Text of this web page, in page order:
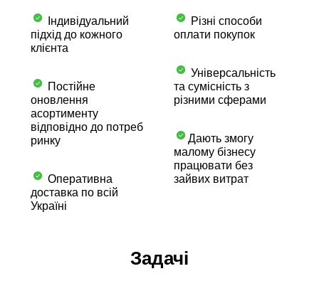
Індивідуальний
підхід до кожного
клієнта
Постійне
оновлення
асортименту
відповідно до потреб
ринку
Оперативна
доставка по всій
Україні
Різні способи
оплати покупок
Універсальність
та сумісність з
різними сферами
Дають змогу
малому бізнесу
працювати без
зайвих витрат
Задачі